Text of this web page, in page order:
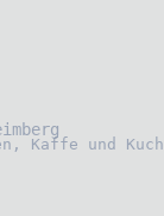
Kaffe und